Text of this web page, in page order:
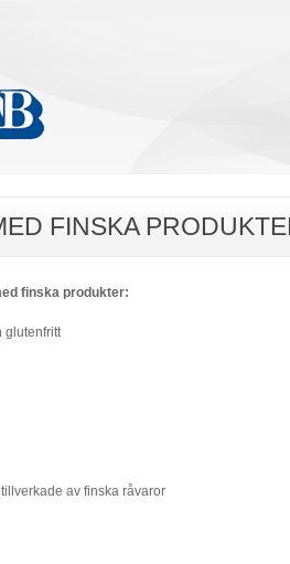
FINSKA
finska produkter:
glutenfritt
av finska råvaror